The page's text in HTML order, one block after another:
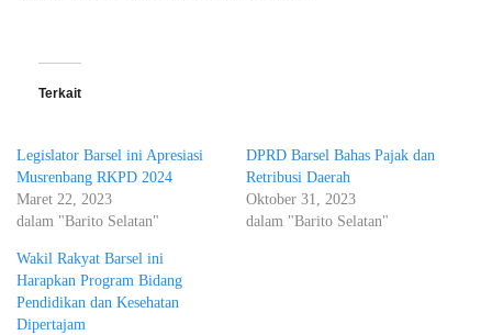
Terkait
Legislator Barsel ini Apresiasi
Musrenbang RKPD 2024
Maret 22, 2023
dalam "Barito Selatan"
DPRD Barsel Bahas Pajak dan
Retribusi Daerah
Oktober 31, 2023
dalam "Barito Selatan"
Wakil Rakyat Barsel ini
Harapkan Program Bidang
Pendidikan dan Kesehatan
Dipertajam